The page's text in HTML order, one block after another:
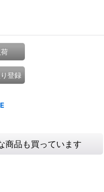
登録
商品も買っています